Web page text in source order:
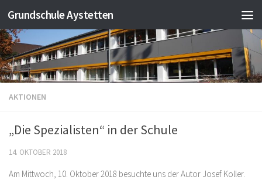
Zum Inhalt springen
Grundschule Aystetten
AKTIONEN
„Die Spezialisten“ in der Schule
14. OKTOBER 2018
Am Mittwoch, 10. Oktober 2018 besuchte uns der Autor Josef Koller.